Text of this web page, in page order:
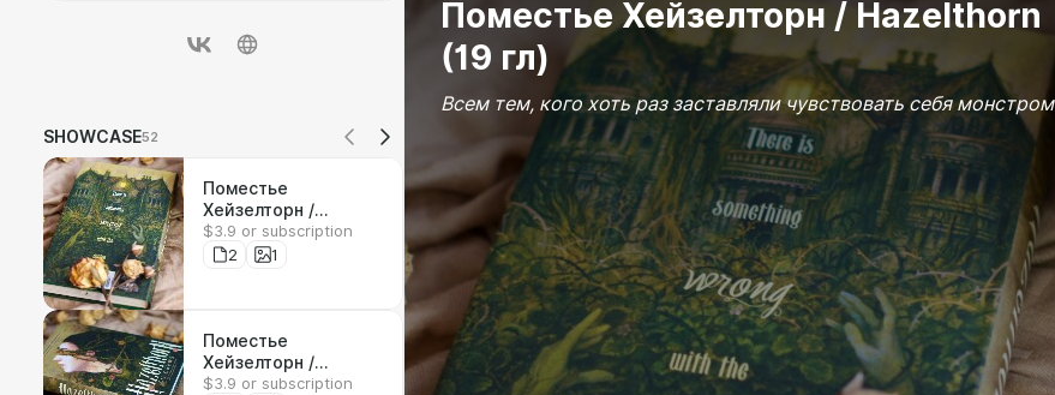
SHOWCASE52
Поместье
Хейзелторн /
Hazelthorn (19 гл)
$3.9 or subscription
2
1
Поместье
Хейзелторн /
Hazelthorn (18 гл)
$3.9 or subscription
Поместье Хейзелторн / Hazelthorn
(19 гл)
Всем тем, кого хоть раз заставляли чувствовать себя монстром